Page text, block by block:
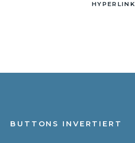
HYPERLINK
BUTTONS INVERTIERT